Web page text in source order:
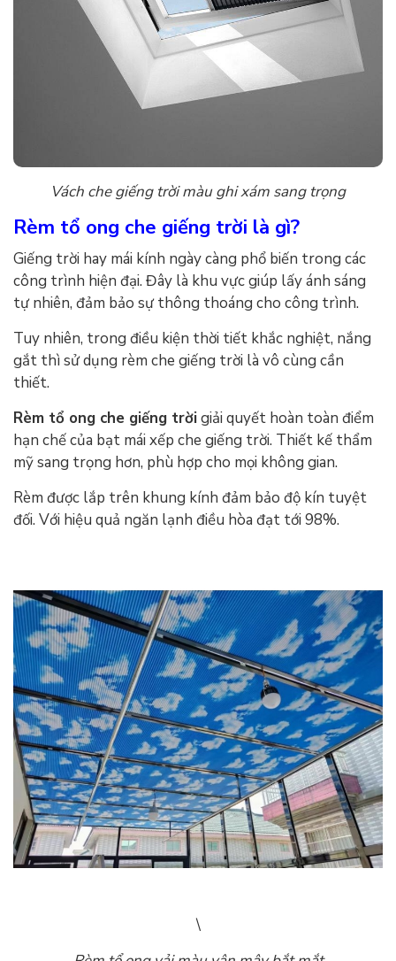
Vách che giếng trời màu ghi xám sang trọng
Rèm tổ ong che giếng trời là gì?
Giếng trời hay mái kính ngày càng phổ biến trong các
công trình hiện đại. Đây là khu vực giúp lấy ánh sáng
tự nhiên, đảm bảo sự thông thoáng cho công trình.
Tuy nhiên, trong điều kiện thời tiết khắc nghiệt, nắng
gắt thì sử dụng rèm che giếng trời là vô cùng cần
thiết.
Rèm tổ ong che giếng trờigiải quyết hoàn toàn điểm
hạn chế của bạt mái xếp che giếng trời. Thiết kế thẩm
mỹ sang trọng hơn, phù hợp cho mọi không gian.
Rèm được lắp trên khung kính đảm bảo độ kín tuyệt
đối. Với hiệu quả ngăn lạnh điều hòa đạt tới 98%.
\